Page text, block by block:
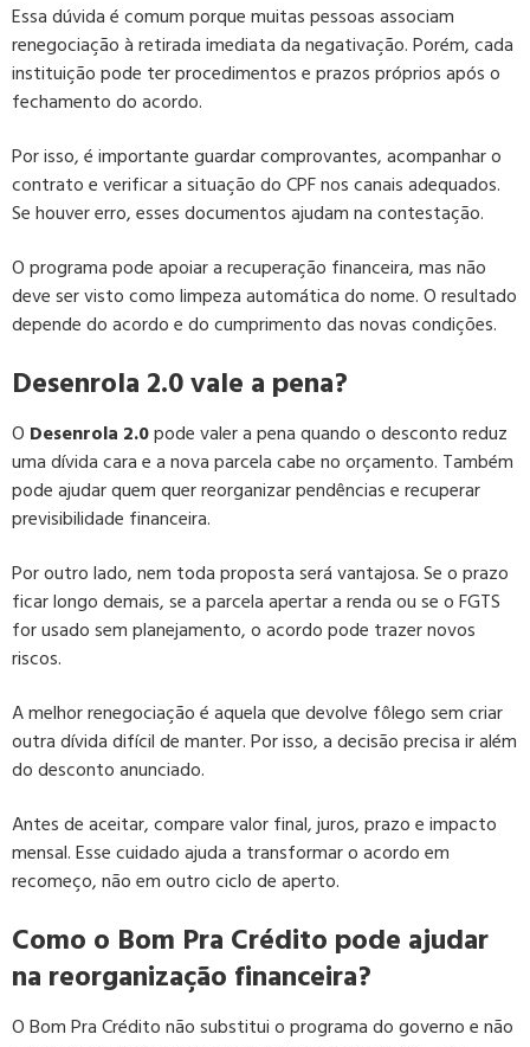
Essa dúvida é comum porque muitas pessoas associam
renegociação à retirada imediata da negativação. Porém, cada
instituição pode ter procedimentos e prazos próprios após o
fechamento do acordo.
Por isso, é importante guardar comprovantes, acompanhar o
contrato e verificar a situação do CPF nos canais adequados.
Se houver erro, esses documentos ajudam na contestação.
O programa pode apoiar a recuperação financeira, mas não
deve ser visto como limpeza automática do nome. O resultado
depende do acordo e do cumprimento das novas condições.
Desenrola 2.0 vale a pena?
O Desenrola 2.0pode valer a pena quando o desconto reduz
uma dívida cara e a nova parcela cabe no orçamento. Também
pode ajudar quem quer reorganizar pendências e recuperar
previsibilidade financeira.
Por outro lado, nem toda proposta será vantajosa. Se o prazo
ficar longo demais, se a parcela apertar a renda ou se o FGTS
for usado sem planejamento, o acordo pode trazer novos
riscos.
A melhor renegociação é aquela que devolve fôlego sem criar
outra dívida difícil de manter. Por isso, a decisão precisa ir além
do desconto anunciado.
Antes de aceitar, compare valor final, juros, prazo e impacto
mensal. Esse cuidado ajuda a transformar o acordo em
recomeço, não em outro ciclo de aperto.
Como o Bom Pra Crédito pode ajudar
na reorganização financeira?
O Bom Pra Crédito não substitui o programa do governo e não